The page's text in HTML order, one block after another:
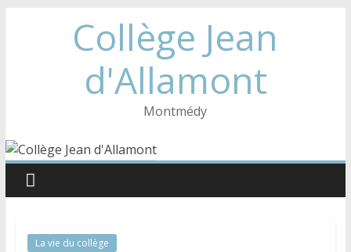
Collège Jean
d'Allamont
Montmédy
La vie du collège